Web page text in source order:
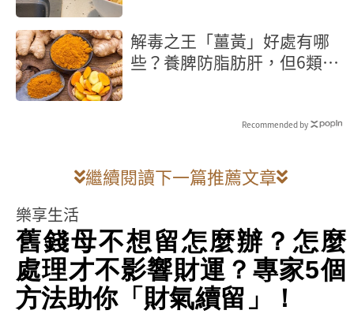
解毒之王「薑黃」好處有哪
些？養脾防脂肪肝，但6類人
Recommended by
繼續閱讀下一篇推薦文章
樂享生活
舊錢母不想留怎麼辦？怎麼
處理才不影響財運？專家5個
方法助你「財氣續留」！